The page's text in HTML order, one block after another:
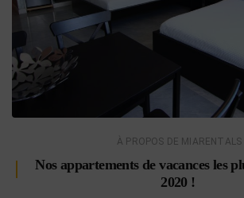
À PROPOS DE MIARENTALS
Nos appartements de vacances les
2020 !